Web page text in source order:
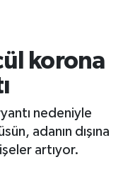
korona
nedeniyle
adanın dışına
artıyor.